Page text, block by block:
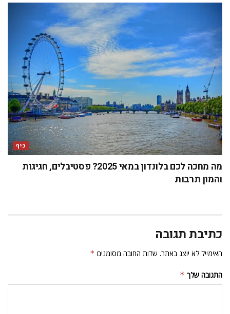
כיף
מה מחכה לכם בלונדון במאי 2025? פסטיבלים, חגיגות
והמון תרבות
כתיבת תגובה
האימייל לא יוצג באתר. שדות החובה מסומנים *
התגובה שלך *